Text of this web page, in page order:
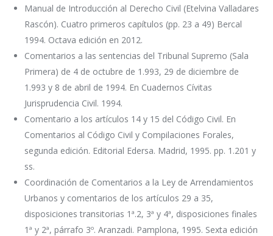
Manual de Introducción al Derecho Civil (Etelvina Valladares
Rascón). Cuatro primeros capítulos (pp. 23 a 49) Bercal
1994. Octava edición en 2012.
Comentarios a las sentencias del Tribunal Supremo (Sala
Primera) de 4 de octubre de 1.993, 29 de diciembre de
1.993 y 8 de abril de 1994. En Cuadernos Cívitas
Jurisprudencia Civil. 1994.
Comentario a los artículos 14 y 15 del Código Civil. En
Comentarios al Código Civil y Compilaciones Forales,
segunda edición. Editorial Edersa. Madrid, 1995. pp. 1.201 y
ss.
Coordinación de Comentarios a la Ley de Arrendamientos
Urbanos y comentarios de los artículos 29 a 35,
disposiciones transitorias 1ª.2, 3ª y 4ª, disposiciones finales
1ª y 2ª, párrafo 3º. Aranzadi. Pamplona, 1995. Sexta edición